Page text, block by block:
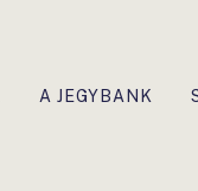
A JEGYBANK